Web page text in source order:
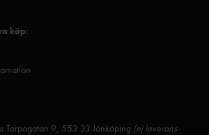
köp:
Torpagatan 9, 553 33 Jönköping (ej leverans-